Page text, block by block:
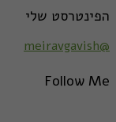
הפינטרסט שלי
@meiravgavish
Follow Me